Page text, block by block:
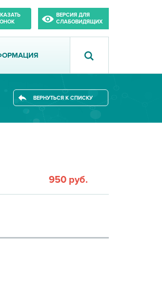
ВЕРСИЯ ДЛЯ
СЛАБОВИДЯЩИХ
ВЕРНУТЬСЯ К СПИСКУ
950 руб.